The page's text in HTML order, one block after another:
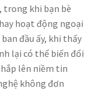
trong khi bạn bè
hoạt động ngoại
đầu ấy, khi thấy
lại có thể biến đổi
lên niềm tin
không đơn